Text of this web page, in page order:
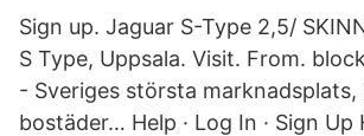
Sign up. Jaguar S-Type 2,5/
S Type, Uppsala. Visit. From.
- Sveriges största marknadsplats,
bostäder… Help · Log In · Sign